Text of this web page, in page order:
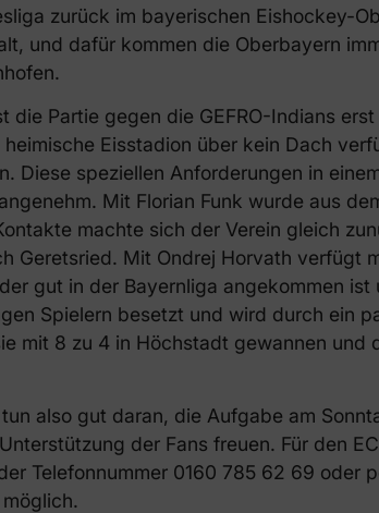
zurück im bayerischen Eishockey-
und dafür kommen die Oberbayern
die Partie gegen die GEFRO-Indians
Eisstadion über kein Dach
Diese speziellen Anforderungen in
Mit Florian Funk wurde aus
machte sich der Verein gleich
Geretsried. Mit Ondrej Horvath verfügt
gut in der Bayernliga angekommen
Spielern besetzt und wird durch ein
mit 8 zu 4 in Höchstadt gewannen
tun also gut daran, die Aufgabe am
der Fans freuen. Für den
Telefonnummer 0160 785 62 69 oder